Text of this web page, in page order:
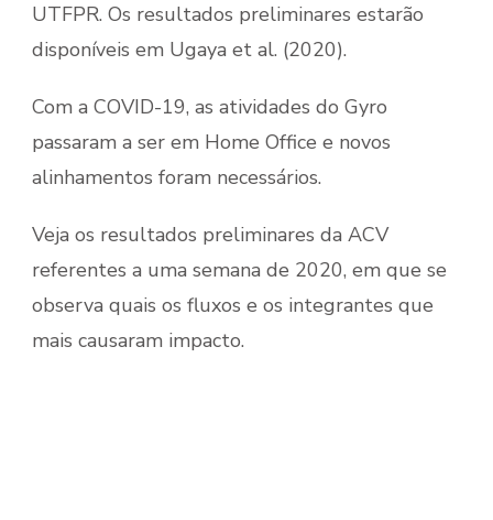
UTFPR. Os resultados preliminares estarão
disponíveis em Ugaya et al. (2020).
Com a COVID-19, as atividades do Gyro
passaram a ser em Home Office e novos
alinhamentos foram necessários.
Veja os resultados preliminares da ACV
referentes a uma semana de 2020, em que se
observa quais os fluxos e os integrantes que
mais causaram impacto.